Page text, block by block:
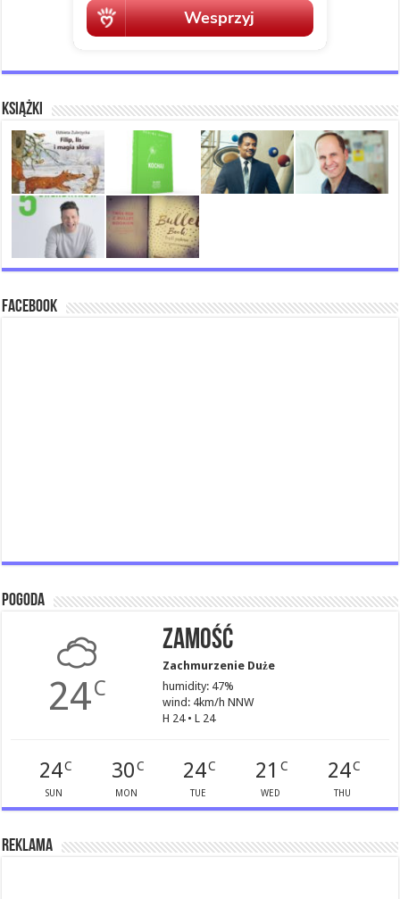
Książki
Facebook
Pogoda
24C
Zamość
Zachmurzenie Duże
humidity: 47%
wind: 4km/h NNW
H 24 • L 24
24C
SUN
30C
MON
24C
TUE
21 C
WED
24C
THU
Reklama